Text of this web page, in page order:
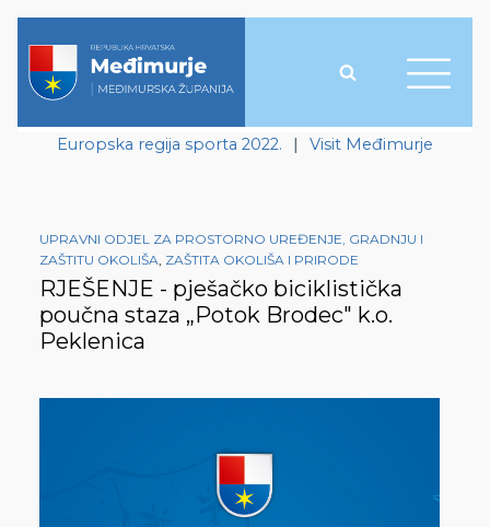
Europska regija sporta 2022. | Visit Međimurje
UPRAVNI ODJEL ZA PROSTORNO UREĐENJE, GRADNJU I
ZAŠTITU OKOLIŠA, ZAŠTITA OKOLIŠA I PRIRODE
RJEŠENJE - pješačko biciklistička
poučna staza „Potok Brodec" k.o.
Peklenica